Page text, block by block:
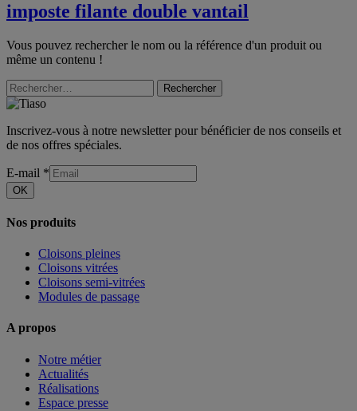
imposte filante double vantail
Vous pouvez rechercher le nom ou la référence d'un produit ou
même un contenu !
Rechercher
Inscrivez-vous à notre newsletter pour bénéficier de nos conseils et
de nos offres spéciales.
E-mail *
OK
Nos produits
Cloisons pleines
Cloisons vitrées
Cloisons semi-vitrées
Modules de passage
A propos
Notre métier
Actualités
Réalisations
Espace presse